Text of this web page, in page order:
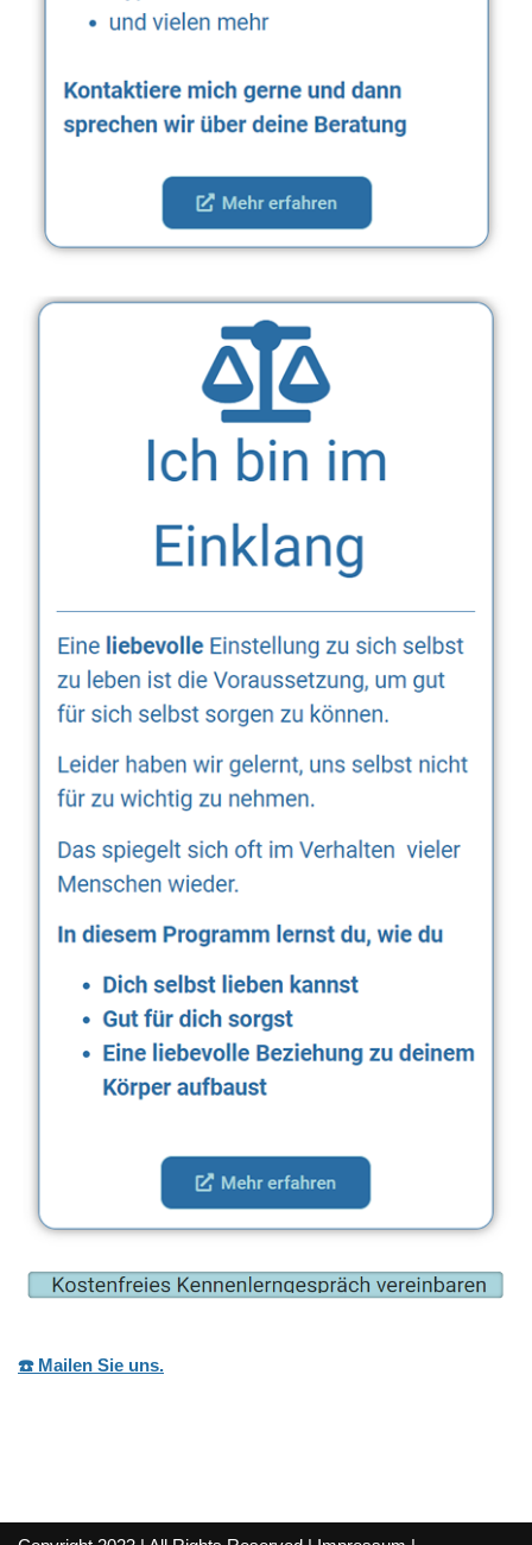
☎️ Mailen Sie uns.